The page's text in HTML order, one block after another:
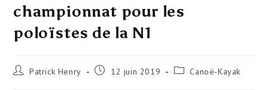
championnat pour les
poloïstes de la N1
Auteur/autrice
Patrick Henry
Publication
12 juin 2019
PostCanoë-Kayak